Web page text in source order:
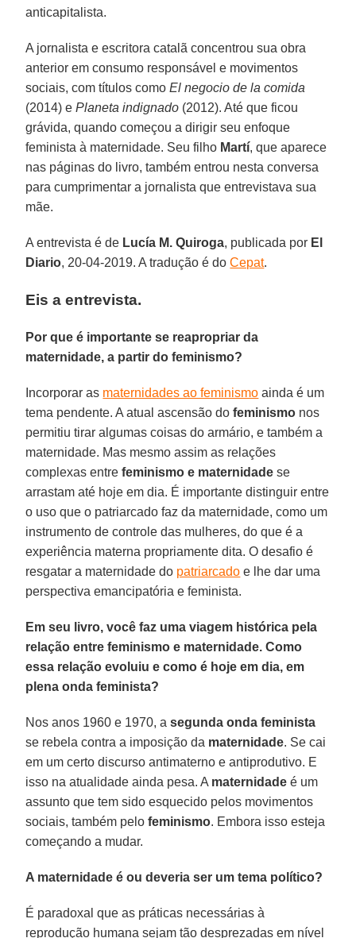
anticapitalista.
A jornalista e escritora catalã concentrou sua obra
anterior em consumo responsável e movimentos
sociais, com títulos comoEl negocio de la comida
(2014) ePlaneta indignado (2012). Até que ficou
grávida, quando começou a dirigir seu enfoque
feminista à maternidade. Seu filho Martí, que aparece
nas páginas do livro, também entrou nesta conversa
para cumprimentar a jornalista que entrevistava sua
mãe.
A entrevista é de Lucía M. Quiroga, publicada por El
Diario, 20-04-2019. A tradução é doCepat.
Eis a entrevista.
Por que é importante se reapropriar da
maternidade, a partir do feminismo?
Incorporar as maternidades ao feminismo ainda é um
tema pendente. A atual ascensão dofeminismo nos
permitiu tirar algumas coisas do armário, e também a
maternidade. Mas mesmo assim as relações
complexas entrefeminismo e maternidade se
arrastam até hoje em dia. É importante distinguir entre
o uso que o patriarcado faz da maternidade, como um
instrumento de controle das mulheres, do que é a
experiência materna propriamente dita. O desafio é
resgatar a maternidade do patriarcado e lhe dar uma
perspectiva emancipatória e feminista.
Em seu livro, você faz uma viagem histórica pela
relação entre feminismo e maternidade. Como
essa relação evoluiu e como é hoje em dia, em
plena onda feminista?
Nos anos 1960 e 1970, asegunda onda feminista
se rebela contra a imposição da maternidade. Se cai
em um certo discurso antimaterno e antiprodutivo. E
isso na atualidade ainda pesa. A maternidade é um
assunto que tem sido esquecido pelos movimentos
sociais, também pelofeminismo. Embora isso esteja
começando a mudar.
A maternidade é ou deveria ser um tema político?
É paradoxal que as práticas necessárias à
reprodução humana sejam tão desprezadas em nível